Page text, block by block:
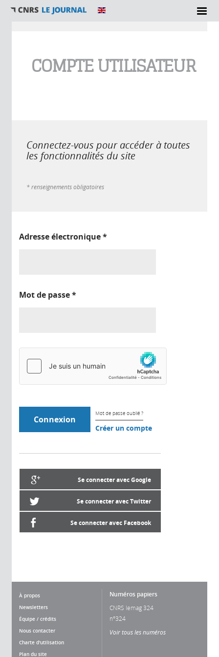
COMPTE UTILISATEUR
Connectez-vous pour accéder à toutes
les fonctionnalités du site
* renseignements obligatoires
Adresse électronique*
Mot de passe*
Mot de passe oublié ?
Créer un compte
Se connecter avec Google
Se connecter avec Twitter
Se connecter avec Facebook
À propos
Newsletters
Équipe / crédits
Nous contacter
Charte d'utilisation
Plan du site
Numéros papiers
CNRS lemag 324
n°324
Voir tous les numéros